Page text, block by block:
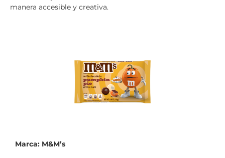
manera accesible y creativa.
Marca: M&M’s